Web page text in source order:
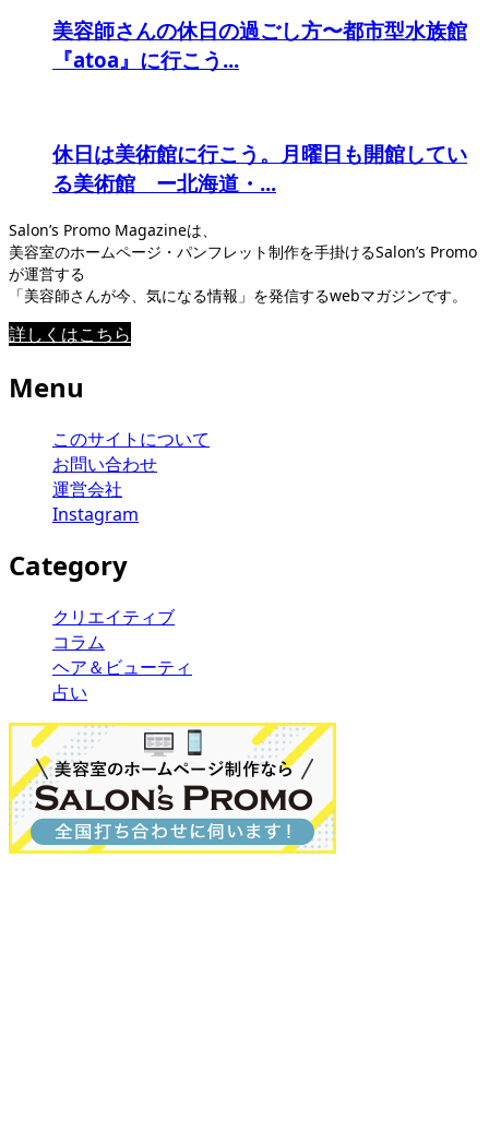
美容師さんの休日の過ごし方〜都市型水族館
『atoa』に行こう...
休日は美術館に行こう。月曜日も開館してい
る美術館 ー北海道・...
Salon’s Promo Magazineは、
美容室のホームページ・パンフレット制作を手掛けるSalon’s Promo
が運営する
「美容師さんが今、気になる情報」を発信するwebマガジンです。
詳しくはこちら
Menu
このサイトについて
お問い合わせ
運営会社
Instagram
Category
クリエイティブ
コラム
ヘア＆ビューティ
占い